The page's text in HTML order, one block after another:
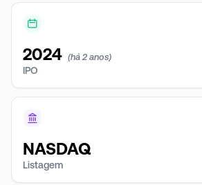
2024 (há 2 anos)
IPO
NASDAQ
Listagem